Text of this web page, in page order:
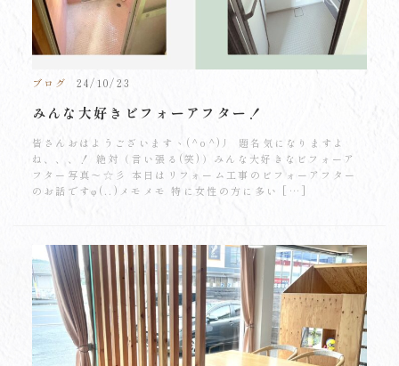
ブログ 24/10/23
みんな大好きビフォーアフター！
皆さんおはようございますヽ(^o^)丿 題名気になりますよ
ね、、、！ 絶対（言い張る(笑)）みんな大好きなビフォーア
フター写真～☆彡 本日はリフォーム工事のビフォーアフター
のお話ですφ(..)メモメモ 特に女性の方に多い […]